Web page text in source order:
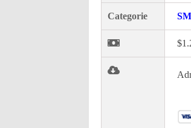
Categorie